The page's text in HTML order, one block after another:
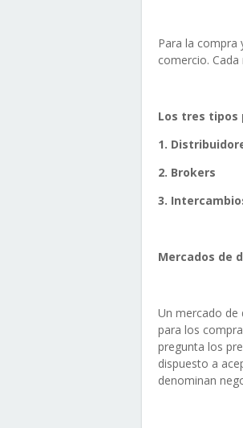
Para la compra
comercio.
Los tres tipos
1.
2. Brokers
3.
Mercados de
Un mercado
para los
pregunta los
dispuesto a
denominan